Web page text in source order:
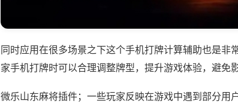
同时应用在很多场景之下这个手机打牌计算辅助也是非
家手机打牌时可以合理调整牌型，提升游戏体验，避免
微乐山东麻将插件；一些玩家反映在游戏中遇到部分用